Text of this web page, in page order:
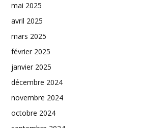
mai 2025
avril 2025
mars 2025
février 2025
janvier 2025
décembre 2024
novembre 2024
octobre 2024